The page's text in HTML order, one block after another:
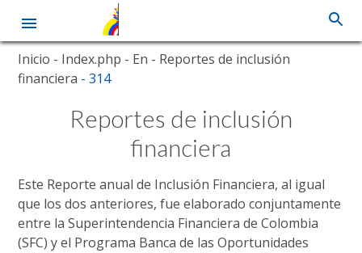
Skip
main
Inicio - Index.php - En - Reportes de inclusión
financiera - 314
Reportes de inclusión
financiera
Este Reporte anual de Inclusión Financiera, al igual
que los dos anteriores, fue elaborado conjuntamente
entre la Superintendencia Financiera de Colombia
(SFC) y el Programa Banca de las Oportunidades